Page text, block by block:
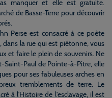
manquer et elle est gratuite.
de Basse-Terre pour découvrir
Perse est consacré à ce poète
dans la rue qui est piétonne, vous
et faire le plein de souvenirs. Ne
Saint-Paul de Pointe-à-Pitre, elle
pour ses fabuleuses arches en
tremblements de terre. Le
à l'Histoire de l'esclavage, il est